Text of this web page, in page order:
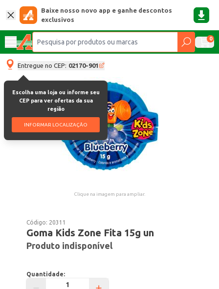
Baixe nosso novo app e ganhe descontos
exclusivos
0
Entregue no CEP: 02170-901
Escolha uma loja ou informe seu
CEP para ver ofertas da sua
região
INFORMAR LOCALIZAÇÃO
Clique na imagem para ampliar.
Código: 20311
Goma Kids Zone Fita 15g un
Produto indisponível
Quantidade: